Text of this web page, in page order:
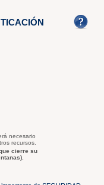
necesario
recursos.
cierre su